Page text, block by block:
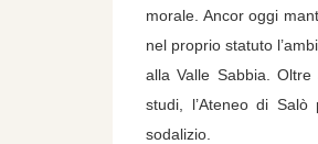
morale. Ancor oggi
nel proprio statuto
alla Valle Sabbia.
studi, l’Ateneo di
sodalizio.